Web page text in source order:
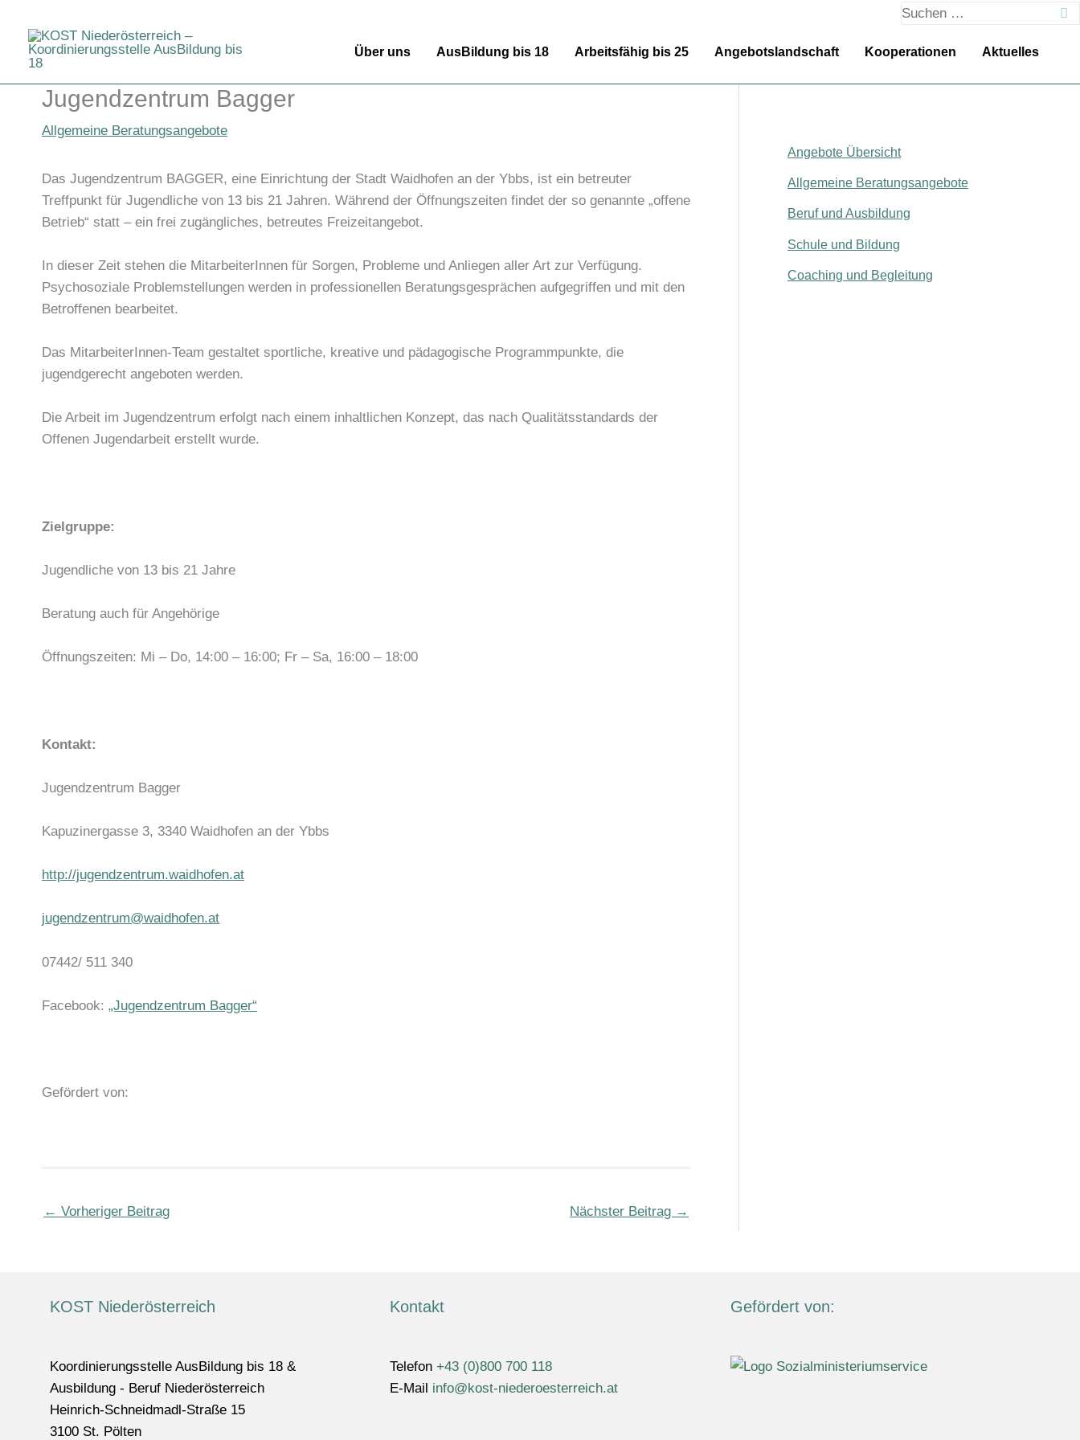
Inhalt
springen
Suchen
Über uns AusBildung bis 18 Arbeitsfähig bis 25 Angebotslandschaft Kooperationen Aktuelles
Jugendzentrum Bagger
Allgemeine Beratungsangebote
Das Jugendzentrum BAGGER, eine Einrichtung der Stadt Waidhofen an der Ybbs, ist ein betreuter
Treffpunkt für Jugendliche von 13 bis 21 Jahren. Während der Öffnungszeiten findet der so genannte „offene
Betrieb“ statt – ein frei zugängliches, betreutes Freizeitangebot.
In dieser Zeit stehen die MitarbeiterInnen für Sorgen, Probleme und Anliegen aller Art zur Verfügung.
Psychosoziale Problemstellungen werden in professionellen Beratungsgesprächen aufgegriffen und mit den
Betroffenen bearbeitet.
Das MitarbeiterInnen-Team gestaltet sportliche, kreative und pädagogische Programmpunkte, die
jugendgerecht angeboten werden.
Die Arbeit im Jugendzentrum erfolgt nach einem inhaltlichen Konzept, das nach Qualitätsstandards der
Offenen Jugendarbeit erstellt wurde.
Zielgruppe:
Jugendliche von 13 bis 21 Jahre
Beratung auch für Angehörige
Öffnungszeiten: Mi – Do, 14:00 – 16:00; Fr – Sa, 16:00 – 18:00
Kontakt:
Jugendzentrum Bagger
Kapuzinergasse 3, 3340 Waidhofen an der Ybbs
http://jugendzentrum.waidhofen.at
jugendzentrum@waidhofen.at
07442/ 511 340
Facebook: „Jugendzentrum Bagger“
Gefördert von:
← Vorheriger Beitrag Nächster Beitrag →
Angebote Übersicht
Allgemeine Beratungsangebote
Beruf und Ausbildung
Schule und Bildung
Coaching und Begleitung
KOST Niederösterreich
Koordinierungsstelle AusBildung bis 18 &
Ausbildung - Beruf Niederösterreich
Heinrich-Schneidmadl-Straße 15
3100 St. Pölten
Kontakt
Telefon+43 (0)800 700 118
E-Mail info@kost-niederoesterreich.at
Gefördert von: